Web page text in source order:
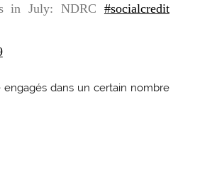
in July: NDRC #socialcredit
dans un certain nombre